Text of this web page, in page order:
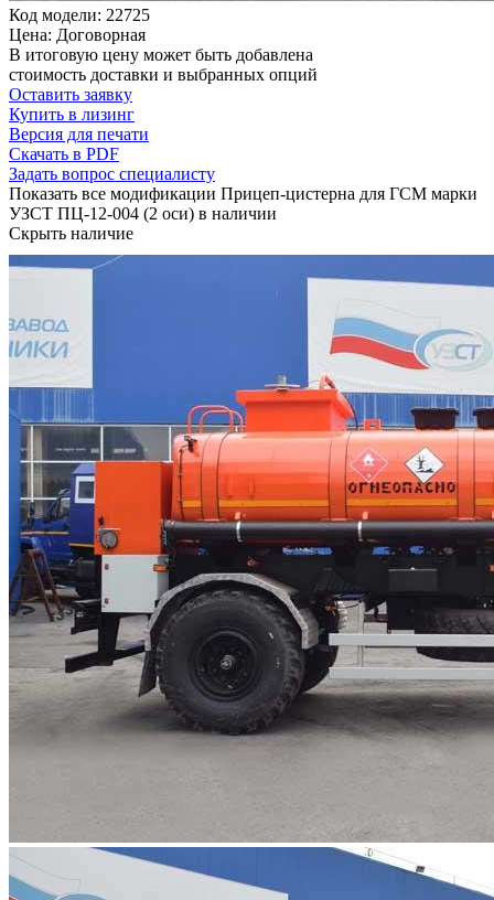
Код модели: 22725
Цена: Договорная
В итоговую цену может быть добавлена
стоимость доставки и выбранных опций
Оставить заявку
Купить в лизинг
Версия для печати
Скачать в PDF
Задать вопрос специалисту
Показать все модификации Прицеп-цистерна для ГСМ марки
УЗСТ ПЦ-12-004 (2 оси) в наличии
Скрыть наличие